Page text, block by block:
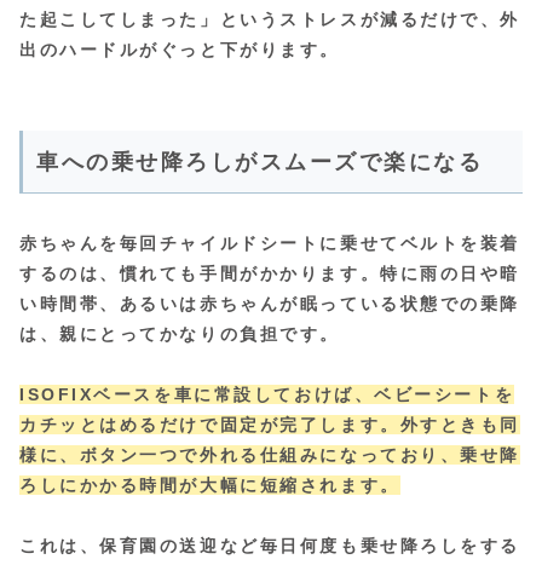
た起こしてしまった」というストレスが減るだけで、外
出のハードルがぐっと下がります。
車への乗せ降ろしがスムーズで楽になる
赤ちゃんを毎回チャイルドシートに乗せてベルトを装着
するのは、慣れても手間がかかります。特に雨の日や暗
い時間帯、あるいは赤ちゃんが眠っている状態での乗降
は、親にとってかなりの負担です。
ISOFIXベースを車に常設しておけば、ベビーシートを
カチッとはめるだけで固定が完了します。外すときも同
様に、ボタン一つで外れる仕組みになっており、乗せ降
ろしにかかる時間が大幅に短縮されます。
これは、保育園の送迎など毎日何度も乗せ降ろしをする